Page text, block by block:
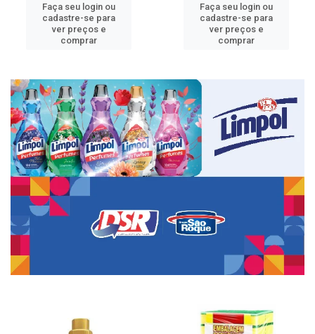
Faça seu login ou
cadastre-se para
ver preços e
comprar
Faça seu login ou
cadastre-se para
ver preços e
comprar